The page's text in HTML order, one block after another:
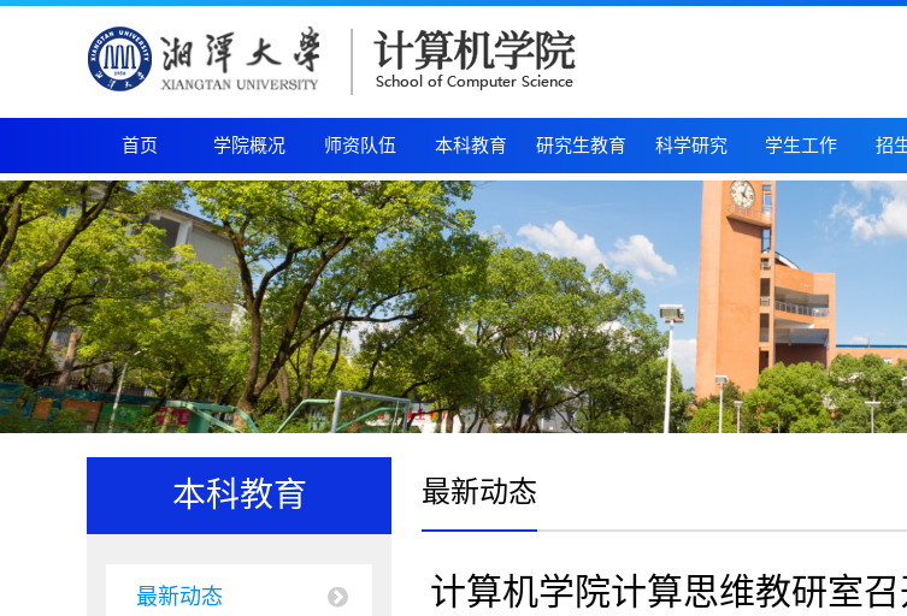
首页 学院概况 师资队伍 本科教育 研究生教育 科学研究 学生工作 招
本科教育
最新动态
最新动态
计算机学院计算思维教研室